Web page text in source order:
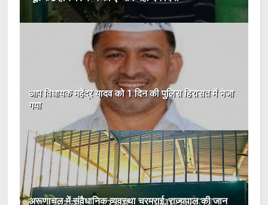
आप विधायक महेंद्र यादव को 1 दिन की पुलिस हिरासत में भेजा
गया
अरूणाचल में संवैधानिक व्यवस्था चरमराई, राज्यपाल की जान